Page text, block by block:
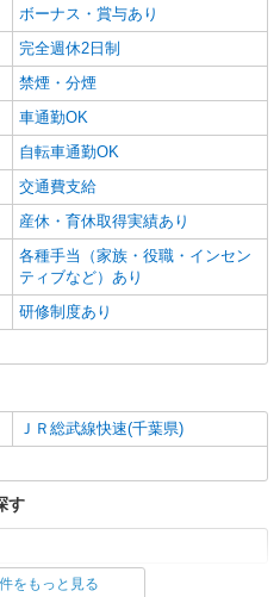
ボーナス・賞与あり
完全週休2日制
禁煙・分煙
車通勤OK
自転車通勤OK
交通費支給
産休・育休取得実績あり
各種手当（家族・役職・インセン
ティブなど）あり
研修制度あり
ＪＲ総武線快速(千葉県)
す
を探す
をもっと見る